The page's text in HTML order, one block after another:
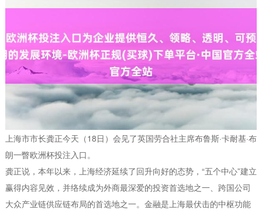
上海市市长龚正今天（18日）会见了英国劳合社主席布鲁斯·卡耐基·布
朗一瞥欧洲杯投注入口。
龚正说，本年以来，上海经济延续了回升向好的态势，“五个中心”建立
赢得内容见效，并络续成为外商最深爱的投资首选地之一、跨国公司
大众产业链供应链布局的首选地之一。金融是上海最伏击的中枢功能